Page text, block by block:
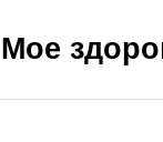
Мое